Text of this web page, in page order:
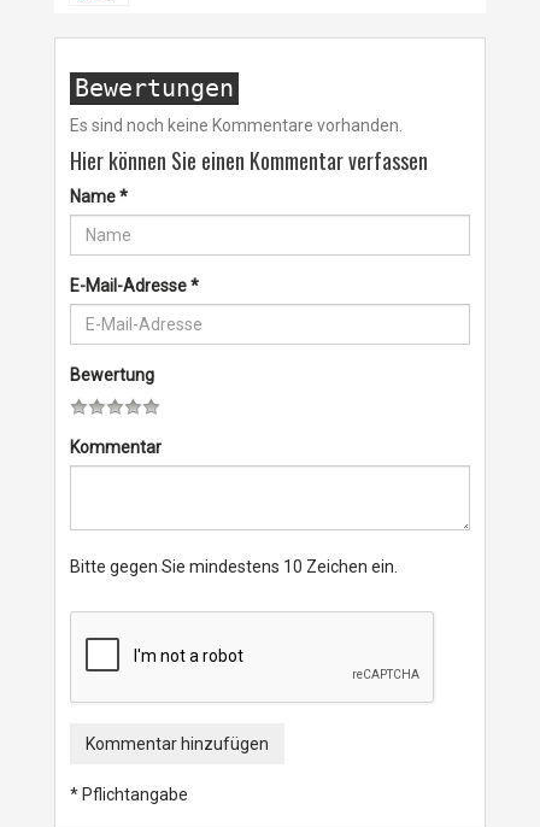
Bewertungen
Es sind noch keine Kommentare vorhanden.
Hier können Sie einen Kommentar verfassen
Name*
E-Mail-Adresse*
Bewertung
Kommentar
Bitte gegen Sie mindestens 10 Zeichen ein.
Kommentar hinzufügen
* Pflichtangabe